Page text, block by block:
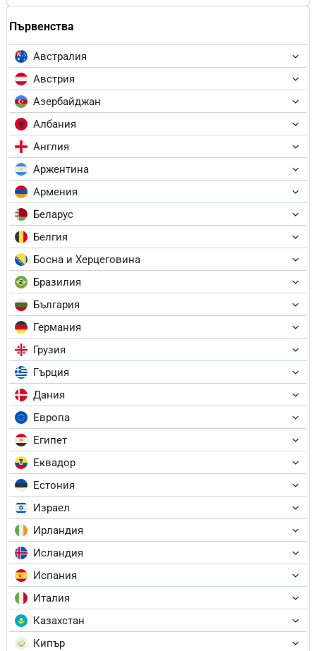
Първенства
Австралия
Австрия
Азербайджан
Албания
Англия
Аржентина
Армения
Беларус
Белгия
Босна и Херцеговина
Бразилия
България
Германия
Грузия
Гърция
Дания
Европа
Египет
Еквадор
Естония
Израел
Ирландия
Исландия
Испания
Италия
Казахстан
Кипър